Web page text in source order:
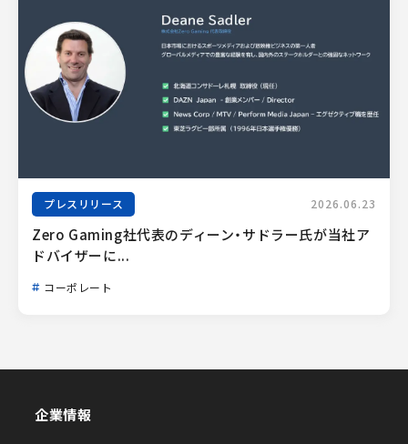
プレスリリース 2026.06.23
Zero Gaming社代表のディーン・サドラー氏が当社ア
ドバイザーに...
コーポレート
企業情報